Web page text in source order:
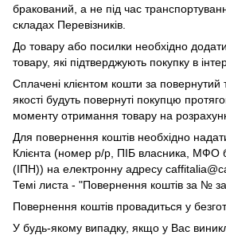
бракований, а не під час
складах Перевізників.
До товару або посилки необхідно
товару, які підтверджують покупку в
Сплачені клієнтом кошти за
якості будуть повернуті покупцю
моменту отримання товару на
Для повернення коштів необхідно надати
Клієнта (номер р/р, ПІБ власника,
(ІПН)) на електронну адресу
Темі листа - "Повернення коштів за №
Повернення коштів провадиться у
У будь-якому випадку, якщо у Вас